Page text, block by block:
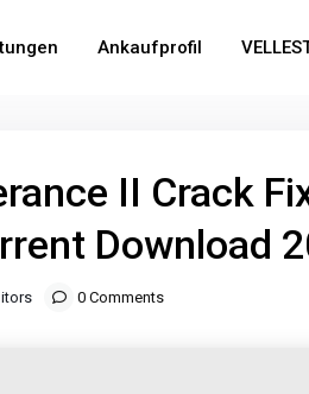
Ankaufprofil
II Crack
Download
0 Comments